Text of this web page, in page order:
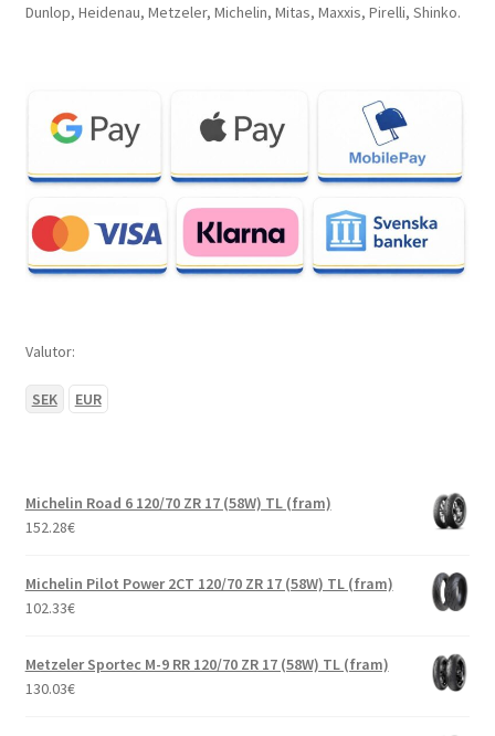
Dunlop, Heidenau, Metzeler, Michelin, Mitas, Maxxis, Pirelli, Shinko.
Valutor:
SEK EUR
Michelin Road 6 120/70 ZR 17 (58W) TL (fram)
152.28€
Michelin Pilot Power 2CT 120/70 ZR 17 (58W) TL (fram)
102.33€
Metzeler Sportec M-9 RR 120/70 ZR 17 (58W) TL (fram)
130.03€